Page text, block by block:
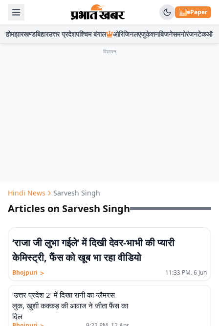
ePaper
होमझारखण्डबिहारउत्तर प्रदेशपश्चिम बंगाल ओरिजिनलएजुकेशनबिजनेसमनोरंजनटेकऑटो
विज्ञापन
Hindi News Sarvesh Singh
Articles on Sarvesh Singh
‘राजा जी लुभा गईले’ में दिखी देवर-भाभी की प्यारी
केमिस्ट्री, फैंस को खूब भा रहा वीडियो
Bhojpuri > 11:33 PM. 6 Jun
‘उत्तर प्रदेश 2’ में दिखा रानी का ग्लैमरस
लुक, खुशी कक्कड़ की आवाज ने जीता फैंस का
दिल